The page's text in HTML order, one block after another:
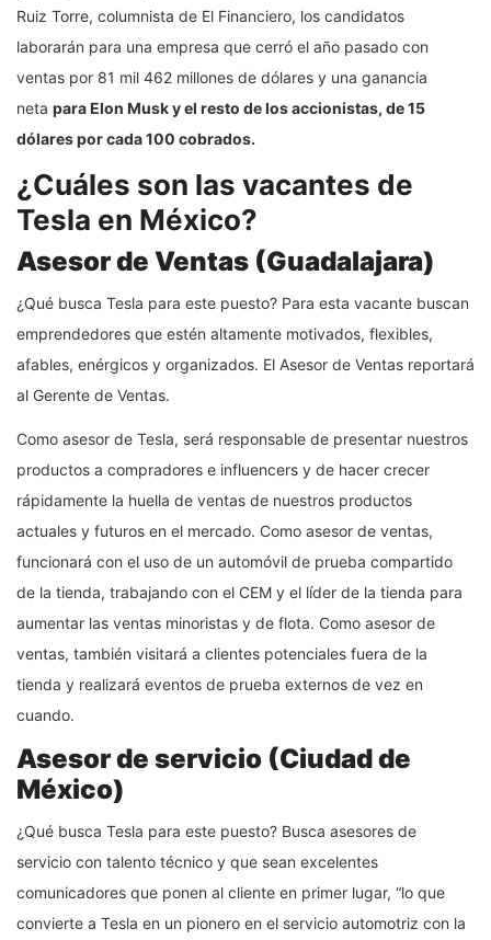
Ruiz Torre, columnista de El Financiero, los candidatos
laborarán para una empresa que cerró el año pasado con
ventas por 81 mil 462 millones de dólares y una ganancia
neta para Elon Musk y el resto de los accionistas, de 15
dólares por cada 100 cobrados.
¿Cuáles son las vacantes de
Tesla en México?
Asesor de Ventas (Guadalajara)
¿Qué busca Tesla para este puesto? Para esta vacante buscan
emprendedores que estén altamente motivados, flexibles,
afables, enérgicos y organizados. El Asesor de Ventas reportará
al Gerente de Ventas.
Como asesor de Tesla, será responsable de presentar nuestros
productos a compradores e influencers y de hacer crecer
rápidamente la huella de ventas de nuestros productos
actuales y futuros en el mercado. Como asesor de ventas,
funcionará con el uso de un automóvil de prueba compartido
de la tienda, trabajando con el CEM y el líder de la tienda para
aumentar las ventas minoristas y de flota. Como asesor de
ventas, también visitará a clientes potenciales fuera de la
tienda y realizará eventos de prueba externos de vez en
cuando.
Asesor de servicio (Ciudad de
México)
¿Qué busca Tesla para este puesto? Busca asesores de
servicio con talento técnico y que sean excelentes
comunicadores que ponen al cliente en primer lugar, “lo que
convierte a Tesla en un pionero en el servicio automotriz con la